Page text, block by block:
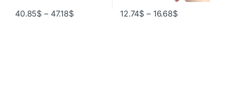
40.85$ – 47.18$ 12.74$ – 16.68$